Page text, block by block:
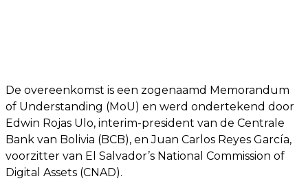
De overeenkomst is een zogenaamd Memorandum
of Understanding (MoU) en werd ondertekend door
Edwin Rojas Ulo, interim-president van de Centrale
Bank van Bolivia (BCB), en Juan Carlos Reyes García,
voorzitter van El Salvador’s National Commission of
Digital Assets (CNAD).